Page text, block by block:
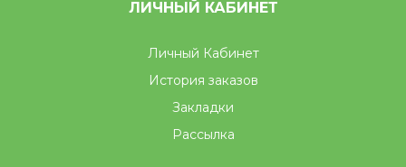
ЛИЧНЫЙ КАБИНЕТ
Личный Кабинет
История заказов
Закладки
Рассылка